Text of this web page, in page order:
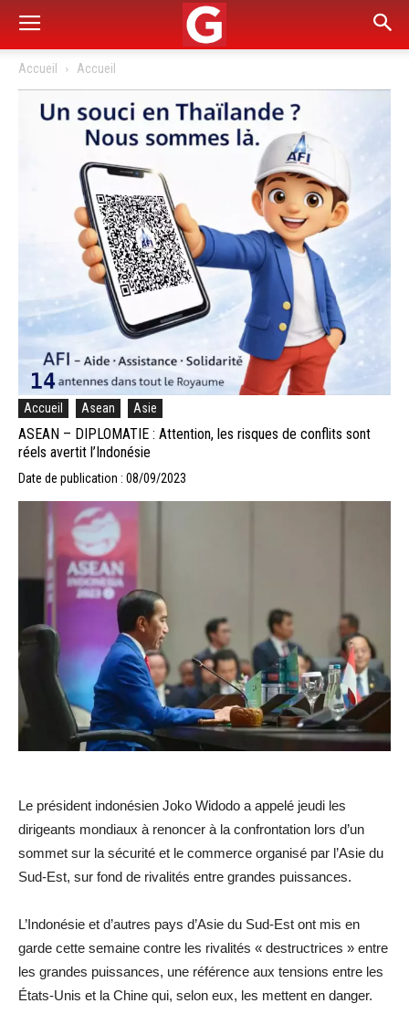
Accueil Accueil
Accueil Asean Asie
ASEAN – DIPLOMATIE : Attention, les risques de conflits sont
réels avertit l’Indonésie
Date de publication : 08/09/2023
Le président indonésien Joko Widodo a appelé jeudi les
dirigeants mondiaux à renoncer à la confrontation lors d’un
sommet sur la sécurité et le commerce organisé par l’Asie du
Sud-Est, sur fond de rivalités entre grandes puissances.
L’Indonésie et d’autres pays d’Asie du Sud-Est ont mis en
garde cette semaine contre les rivalités « destructrices » entre
les grandes puissances, une référence aux tensions entre les
États-Unis et la Chine qui, selon eux, les mettent en danger.